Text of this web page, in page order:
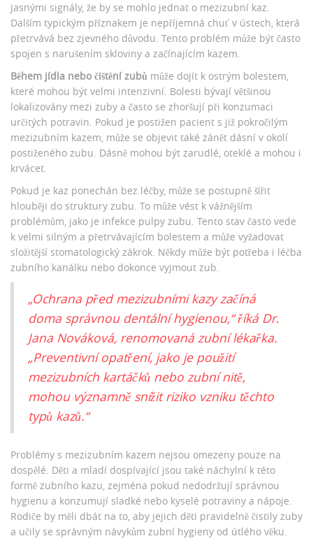
jasnými signály, že by se mohlo jednat o mezizubní kaz.
Dalším typickým příznakem je nepříjemná chuť v ústech, která
přetrvává bez zjevného důvodu. Tento problém může být často
spojen s narušením skloviny a začínajícím kazem.
Během jídla nebo čištění zubů může dojít k ostrým bolestem,
které mohou být velmi intenzivní. Bolesti bývají většinou
lokalizovány mezi zuby a často se zhoršují při konzumaci
určitých potravin. Pokud je postižen pacient s již pokročilým
mezizubním kazem, může se objevit také zánět dásní v okolí
postiženého zubu. Dásně mohou být zarudlé, oteklé a mohou i
krvácet.
Pokud je kaz ponechán bez léčby, může se postupně šířit
hlouběji do struktury zubu. To může vést k vážnějším
problémům, jako je infekce pulpy zubu. Tento stav často vede
k velmi silným a přetrvávajícím bolestem a může vyžadovat
složitější stomatologický zákrok. Někdy může být potřeba i léčba
zubního kanálku nebo dokonce vyjmout zub.
„Ochrana před mezizubními kazy začíná
doma správnou dentální hygienou,“ říká Dr.
Jana Nováková, renomovaná zubní lékařka.
„Preventivní opatření, jako je použití
mezizubních kartáčků nebo zubní nitě,
mohou významně snížit riziko vzniku těchto
typů kazů.“
Problémy s mezizubním kazem nejsou omezeny pouze na
dospělé. Děti a mladí dospívající jsou také náchylní k této
formě zubního kazu, zejména pokud nedodržují správnou
hygienu a konzumují sladké nebo kyselé potraviny a nápoje.
Rodiče by měli dbát na to, aby jejich děti pravidelně čistily zuby
a učily se správným návykům zubní hygieny od útlého věku.